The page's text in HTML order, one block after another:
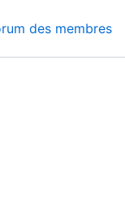
des membres